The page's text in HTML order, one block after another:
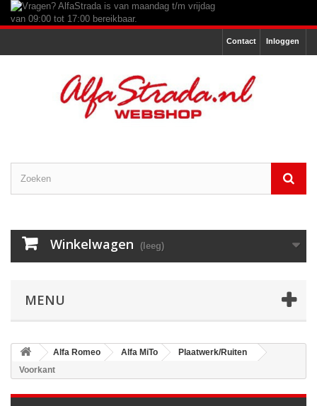
Inloggen
Contact
Winkelwagen (leeg)
MENU
Alfa Romeo Alfa MiTo
Plaatwerk/Ruiten
Voorkant